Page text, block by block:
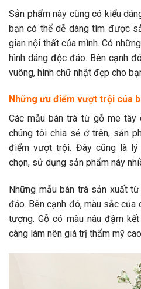
Sản phẩm này cũng có kiểu
bạn có thể dễ dàng tìm được
gian nội thất của mình. Có
hình dáng độc đáo. Bên cạnh
vuông, hình chữ nhật đẹp cho
Những ưu điểm vượt trội của
Các mẫu bàn trà từ gỗ me
chúng tôi chia sẻ ở trên, sản
điểm vượt trội. Đây cũng là
chọn, sử dụng sản phẩm này
Những mẫu bàn trà sản xuất
đáo. Bên cạnh đó, màu sắc của
tượng. Gỗ có màu nâu đậm
càng làm nên giá trị thẩm mỹ